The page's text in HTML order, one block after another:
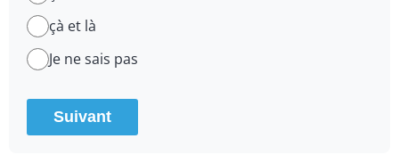
çà et là
Je ne sais pas
Suivant